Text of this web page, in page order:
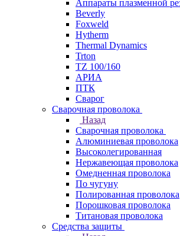
Аппараты плазменной
Beverly
Foxweld
Hytherm
Thermal Dynamics
Trton
TZ 100/160
АРИА
ПТК
Сварог
Сварочная проволока
Назад
Сварочная проволока
Алюминиевая проволока
Высоколегированная
Нержавеющая проволока
Омедненная проволока
По чугуну
Полированная проволока
Порошковая проволока
Титановая проволока
Средства защиты